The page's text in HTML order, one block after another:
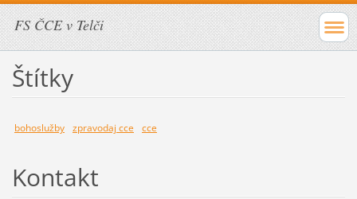
FS ČCE v Telči
Štítky
bohoslužby zpravodaj cce cce
Kontakt